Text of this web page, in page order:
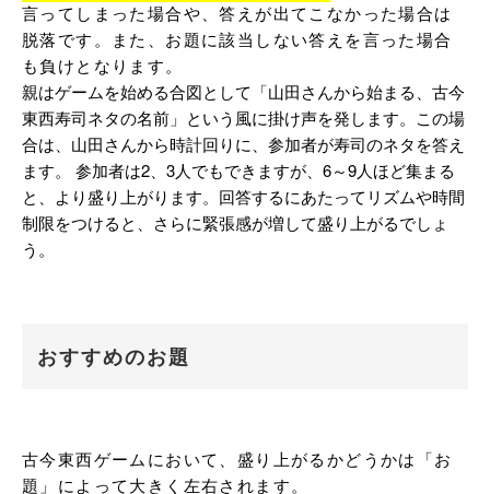
言ってしまった場合や、答えが出てこなかった場合は
脱落です。また、お題に該当しない答えを言った場合
も負けとなります。
親はゲームを始める合図として「山田さんから始まる、古今
東西寿司ネタの名前」という風に掛け声を発します。この場
合は、山田さんから時計回りに、参加者が寿司のネタを答え
ます。 参加者は2、3人でもできますが、6～9人ほど集まる
と、より盛り上がります。回答するにあたってリズムや時間
制限をつけると、さらに緊張感が増して盛り上がるでしょ
う。
おすすめのお題
古今東西ゲームにおいて、盛り上がるかどうかは「お
題」によって大きく左右されます。